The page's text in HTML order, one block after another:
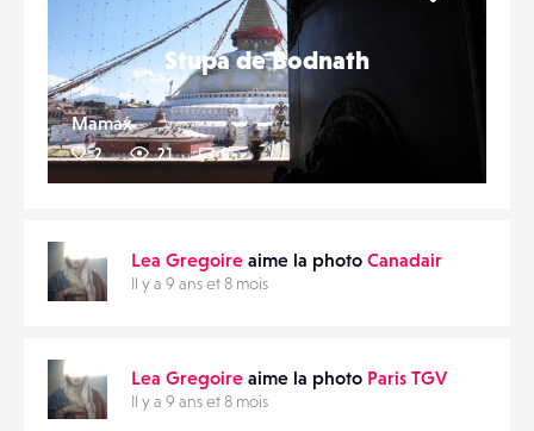
Stupa de Bodnath
Mamax
2 21 0
Lea Gregoire aime la photo Canadair
Il y a 9 ans et 8 mois
Lea Gregoire aime la photo Paris TGV
Il y a 9 ans et 8 mois